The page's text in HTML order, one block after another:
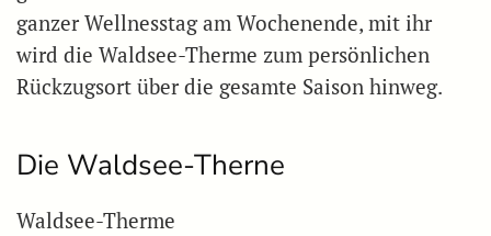
ganzer Wellnesstag am Wochenende, mit ihr
wird die Waldsee-Therme zum persönlichen
Rückzugsort über die gesamte Saison hinweg.
Die Waldsee-Therne
Waldsee-Therme